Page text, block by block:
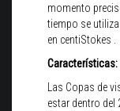
momento
tiempo se
en centiStokes .
Características:
Las Copas de
estar dentro del